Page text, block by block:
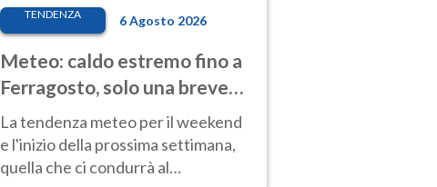
TENDENZA 6 Agosto 2026
Meteo: caldo estremo fino a
Ferragosto, solo una breve
pausa. Ecco dove
La tendenza meteo per il weekend
e l'inizio della prossima settimana,
quella che ci condurrà al